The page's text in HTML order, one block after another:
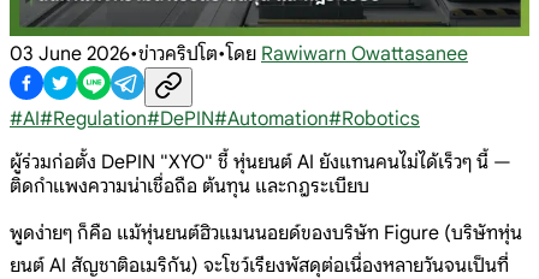
03 June 2026•ข่าวคริปโต•โดย Rawiwarn Owattasanee
#AI#Regulation#DePIN#Automation#Robotics
ผู้ร่วมก่อตั้ง DePIN "XYO" ชี้ หุ่นยนต์ AI ยังแทนคนไม่ได้เร็วๆ นี้ —
ติดกำแพงความน่าเชื่อถือ ต้นทุน และกฎระเบียบ
พูดง่ายๆ ก็คือ แม้หุ่นยนต์ฮิวแมนนอยด์ของบริษัท Figure (บริษัทหุ่น
ยนต์ AI สัญชาติอเมริกัน) จะโชว์เรียงพัสดุต่อเนื่องหลายวันจนเป็นที่